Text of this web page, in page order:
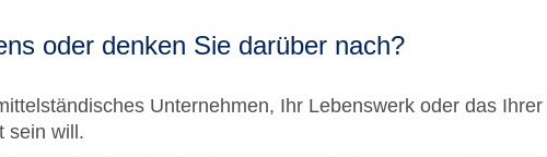
oder denken Sie darüber nach?
Unternehmen, Ihr Lebenswerk oder das
sein will.